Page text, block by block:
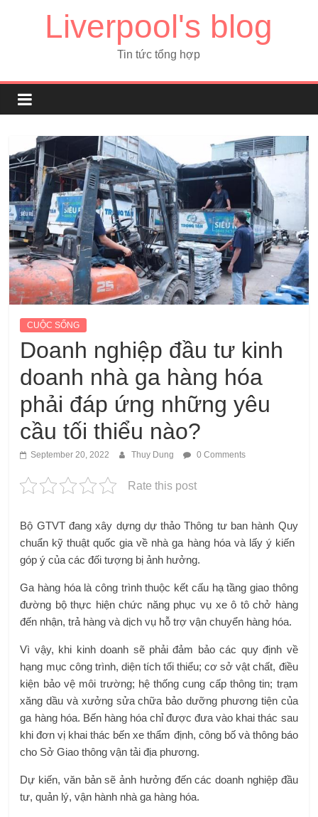
Liverpool's blog
Tin tức tổng hợp
CUỘC SỐNG
Doanh nghiệp đầu tư kinh
doanh nhà ga hàng hóa
phải đáp ứng những yêu
cầu tối thiểu nào?
September 20, 2022 Thuy Dung 0 Comments
Rate this post
Bộ GTVT đang xây dựng dự thảo Thông tư ban hành Quy
chuẩn kỹ thuật quốc gia về nhà ga hàng hóa và lấy ý kiến ​​
góp ý của các đối tượng bị ảnh hưởng.
Ga hàng hóa là công trình thuộc kết cấu hạ tầng giao thông
đường bộ thực hiện chức năng phục vụ xe ô tô chở hàng
đến nhận, trả hàng và dịch vụ hỗ trợ vận chuyển hàng hóa.
Vì vậy, khi kinh doanh sẽ phải đảm bảo các quy định về
hạng mục công trình, diện tích tối thiểu; cơ sở vật chất, điều
kiện bảo vệ môi trường; hệ thống cung cấp thông tin; trạm
xăng dầu và xưởng sửa chữa bảo dưỡng phương tiện của
ga hàng hóa. Bến hàng hóa chỉ được đưa vào khai thác sau
khi đơn vị khai thác bến xe thẩm định, công bố và thông báo
cho Sở Giao thông vận tải địa phương.
Dự kiến, văn bản sẽ ảnh hưởng đến các doanh nghiệp đầu
tư, quản lý, vận hành nhà ga hàng hóa.